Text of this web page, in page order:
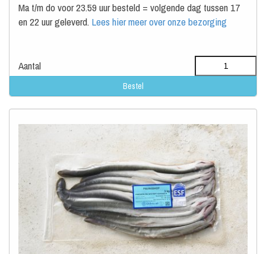
Ma t/m do voor 23.59 uur besteld = volgende dag tussen 17
en 22 uur geleverd. Lees hier meer over onze bezorging
Aantal